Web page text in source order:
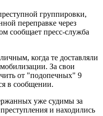
группировки,
переправке через
сообщает пресс-служба
когда те доставляли
За свои
от "подопечных" 9
в сообщении.
уже судимы за
и находились